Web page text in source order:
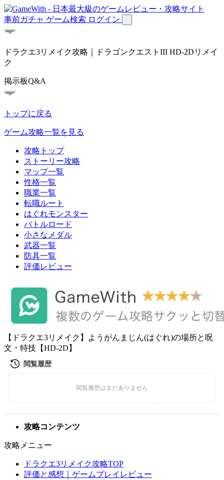
事前ガチャ ゲーム検索 ログイン
ドラクエ3リメイク攻略｜ドラゴンクエストIII HD-2Dリメイ
ク
掲示板Q&A
トップに戻る
ゲーム攻略一覧を見る
攻略トップ
ストーリー攻略
マップ一覧
性格一覧
職業一覧
転職ルート
はぐれモンスター
バトルロード
小さなメダル
武器一覧
防具一覧
評価レビュー
【ドラクエ3リメイク】ようがんまじん(はぐれ)の場所と呪
文・特技【HD-2D】
攻略コンテンツ
攻略メニュー
ドラクエ3リメイク攻略TOP
評価と感想｜ゲームプレイレビュー